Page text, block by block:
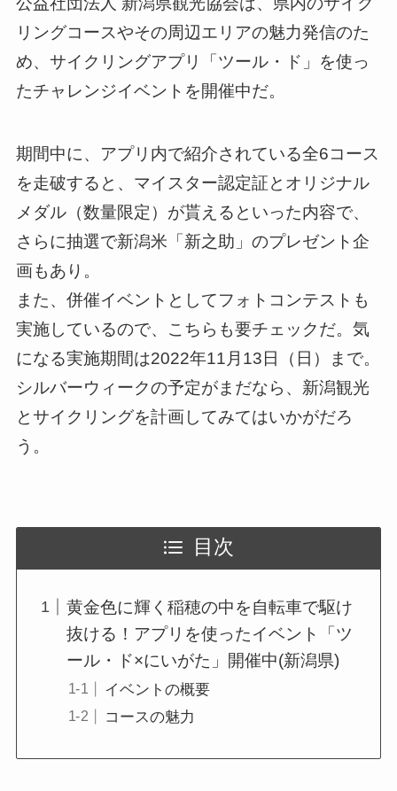
リングコースやその周辺エリアの魅力発信のた
め、サイクリングアプリ「ツール・ド」を使っ
たチャレンジイベントを開催中だ。
期間中に、アプリ内で紹介されている全6コース
を走破すると、マイスター認定証とオリジナル
メダル（数量限定）が貰えるといった内容で、
さらに抽選で新潟米「新之助」のプレゼント企
画もあり。
また、併催イベントとしてフォトコンテストも
実施しているので、こちらも要チェックだ。気
になる実施期間は2022年11月13日（日）まで。
シルバーウィークの予定がまだなら、新潟観光
とサイクリングを計画してみてはいかがだろ
う。
目次
黄金色に輝く稲穂の中を自転車で駆け
抜ける！アプリを使ったイベント「ツ
ール・ド×にいがた」開催中(新潟県)
イベントの概要
コースの魅力